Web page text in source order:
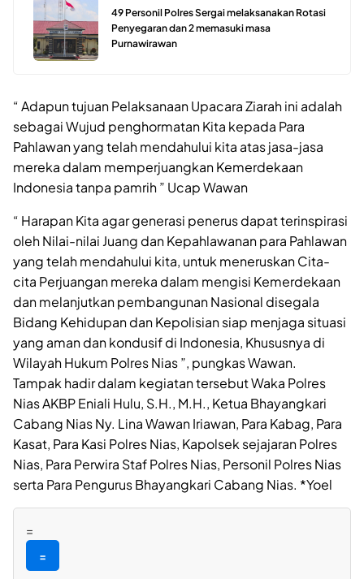
49 Personil Polres Sergai melaksanakan Rotasi
Penyegaran dan 2 memasuki masa
Purnawirawan
“ Adapun tujuan Pelaksanaan Upacara Ziarah ini adalah
sebagai Wujud penghormatan Kita kepada Para
Pahlawan yang telah mendahului kita atas jasa-jasa
mereka dalam memperjuangkan Kemerdekaan
Indonesia tanpa pamrih ” Ucap Wawan
“ Harapan Kita agar generasi penerus dapat terinspirasi
oleh Nilai-nilai Juang dan Kepahlawanan para Pahlawan
yang telah mendahului kita, untuk meneruskan Cita-
cita Perjuangan mereka dalam mengisi Kemerdekaan
dan melanjutkan pembangunan Nasional disegala
Bidang Kehidupan dan Kepolisian siap menjaga situasi
yang aman dan kondusif di Indonesia, Khususnya di
Wilayah Hukum Polres Nias ”, pungkas Wawan.
Tampak hadir dalam kegiatan tersebut Waka Polres
Nias AKBP Eniali Hulu, S.H., M.H., Ketua Bhayangkari
Cabang Nias Ny. Lina Wawan Iriawan, Para Kabag, Para
Kasat, Para Kasi Polres Nias, Kapolsek sejajaran Polres
Nias, Para Perwira Staf Polres Nias, Personil Polres Nias
serta Para Pengurus Bhayangkari Cabang Nias. *Yoel
=
=